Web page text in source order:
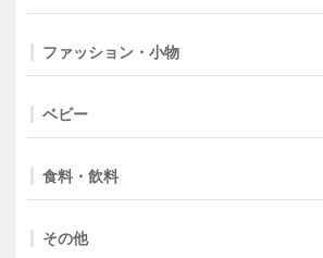
ファッション・小物
ベビー
食料・飲料
その他